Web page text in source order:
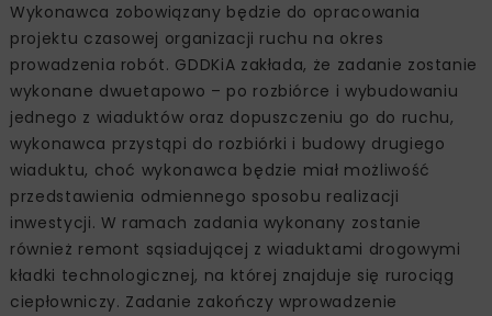
Wykonawca zobowiązany będzie do opracowania
projektu czasowej organizacji ruchu na okres
prowadzenia robót. GDDKiA zakłada, że zadanie zostanie
wykonane dwuetapowo – po rozbiórce i wybudowaniu
jednego z wiaduktów oraz dopuszczeniu go do ruchu,
wykonawca przystąpi do rozbiórki i budowy drugiego
wiaduktu, choć wykonawca będzie miał możliwość
przedstawienia odmiennego sposobu realizacji
inwestycji. W ramach zadania wykonany zostanie
również remont sąsiadującej z wiaduktami drogowymi
kładki technologicznej, na której znajduje się rurociąg
ciepłowniczy. Zadanie zakończy wprowadzenie